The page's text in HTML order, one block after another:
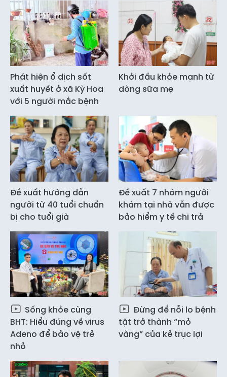
Phát hiện ổ dịch sốt
xuất huyết ở xã Kỳ Hoa
với 5 người mắc bệnh
Khởi đầu khỏe mạnh từ
dòng sữa mẹ
Đề xuất hướng dẫn
người từ 40 tuổi chuẩn
bị cho tuổi già
Đề xuất 7 nhóm người
khám tại nhà vẫn được
bảo hiểm y tế chi trả
Sống khỏe cùng
BHT: Hiểu đúng về virus
Adeno để bảo vệ trẻ
nhỏ
Đừng để nỗi lo bệnh
tật trở thành “mỏ
vàng” của kẻ trục lợi